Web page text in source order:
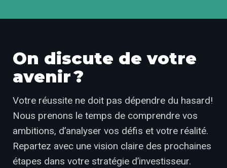
On discute de votre
avenir ?
Votre réussite ne doit pas dépendre du hasard!
Nous prenons le temps de comprendre vos
ambitions, d’analyser vos défis et votre réalité.
Repartez avec une vision claire des prochaines
étapes dans votre stratégie d’investisseur.